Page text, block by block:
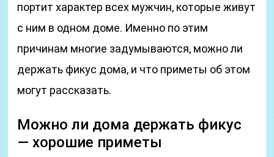
портит характер всех мужчин, которые живут
с ним в одном доме. Именно по этим
причинам многие задумываются, можно ли
держать фикус дома, и что приметы об этом
могут рассказать.
Можно ли дома держать фикус
— хорошие приметы